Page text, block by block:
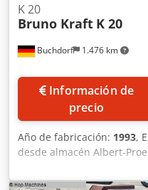
Buchdorf 1.476 km
K 20
Bruno Kraft K 20
Información de
precio
Año de fabricación: 1993,
desde almacén Albert-
Tambor desbarbador K20
Fabricante: Bruno Kraft •